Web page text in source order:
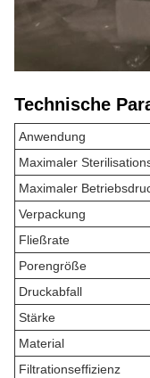
Technische
Anwendung
Maximaler
Maximaler
Verpackung
Fließrate
Porengröße
Druckabfall
Stärke
Material
Filtrationseffizienz